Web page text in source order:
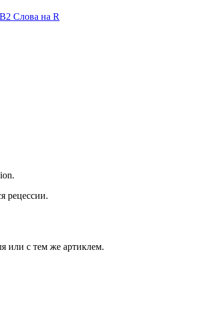
Слова на R
рецессии.
или с тем же артиклем.